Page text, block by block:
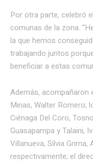
Por otra parte, celebró
comunas de la zona.
la que hemos
trabajando juntos
beneficiar a estas
Además, acompañaron
Minas, Walter Romero;
Ciénaga Del Coro,
Guasapampa y Talaini,
Villanueva, Silvia Grima,
respectivamente; el